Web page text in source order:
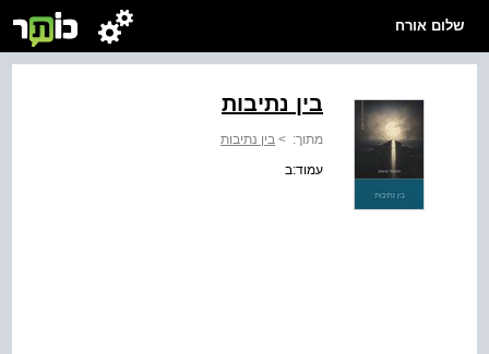
שלום אורח
בין נתיבות
מתוך: > בין נתיבות
עמוד:ב